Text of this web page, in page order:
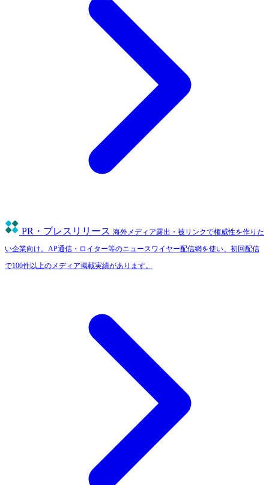
PR・プレスリリース 海外メディア露出・被リンクで権威性を作りた
い企業向け。AP通信・ロイター等のニュースワイヤー配信網を使い、初回配信
で100件以上のメディア掲載実績があります。